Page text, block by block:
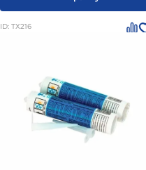
ID: ТХ216